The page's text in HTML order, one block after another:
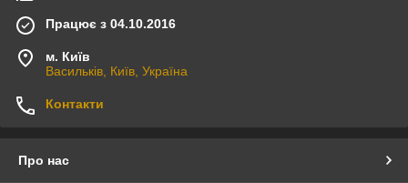
Працює з 04.10.2016
м. Київ
Васильків, Київ, Україна
Контакти
Про нас